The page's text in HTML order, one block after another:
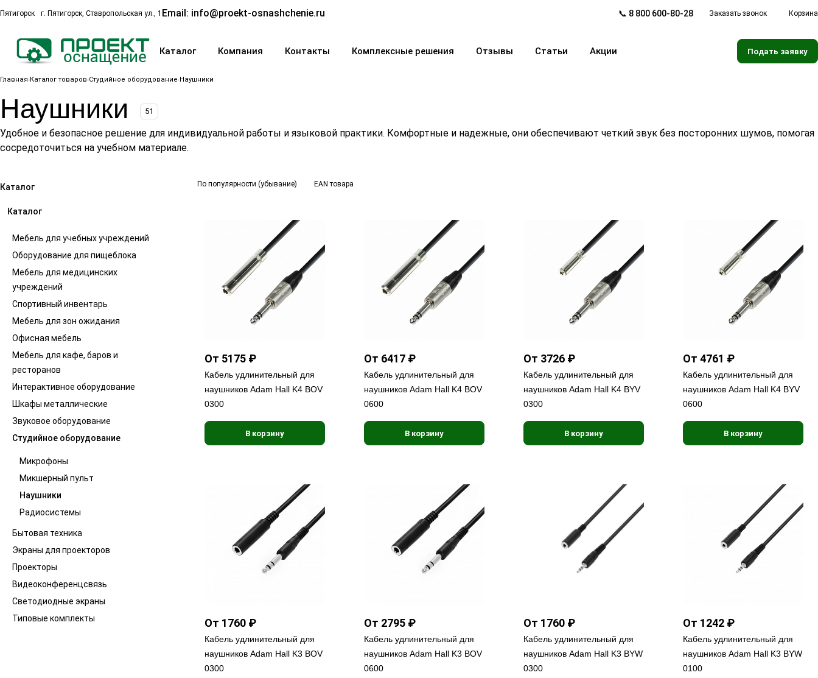
Пятигорск г. Пятигорск, Ставропольская ул., 1 Email: info@proekt-osnashchenie.ru 📞 8 800 600-80-28 Заказать звонок Корзина
Каталог Компания Контакты Комплексные решения Отзывы Статьи Акции Подать заявку
Главная Каталог товаров Студийное оборудование Наушники
Наушники 51
Удобное и безопасное решение для индивидуальной работы и языковой практики. Комфортные и надежные, они обеспечивают четкий звук без посторонних шумов, помогая
сосредоточиться на учебном материале.
По популярности (убывание) EAN товара
От 5175 ₽
Кабель удлинительный для
наушников Adam Hall K4 BOV
0300
В корзину
От 6417 ₽
Кабель удлинительный для
наушников Adam Hall K4 BOV
0600
В корзину
От 3726 ₽
Кабель удлинительный для
наушников Adam Hall K4 BYV
0300
В корзину
От 4761 ₽
Кабель удлинительный для
наушников Adam Hall K4 BYV
0600
В корзину
От 1760 ₽
Кабель удлинительный для
наушников Adam Hall K3 BOV
0300
От 2795 ₽
Кабель удлинительный для
наушников Adam Hall K3 BOV
0600
От 1760 ₽
Кабель удлинительный для
наушников Adam Hall K3 BYW
0300
От 1242 ₽
Кабель удлинительный для
наушников Adam Hall K3 BYW
0100
Каталог
Каталог
Мебель для учебных учреждений
Оборудование для пищеблока
Мебель для медицинских
учреждений
Спортивный инвентарь
Мебель для зон ожидания
Офисная мебель
Мебель для кафе, баров и
ресторанов
Интерактивное оборудование
Шкафы металлические
Звуковое оборудование
Студийное оборудование
Микрофоны
Микшерный пульт
Наушники
Радиосистемы
Бытовая техника
Экраны для проекторов
Проекторы
Видеоконференцсвязь
Светодиодные экраны
Типовые комплекты